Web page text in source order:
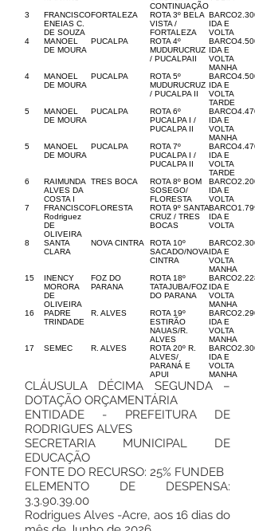
CONTINUAÇÃO
3
FRANCISCO
ENEIAS C.
DE SOUZA
FORTALEZA
ROTA 3º BELA
VISTA /
FORTALEZA
BARCO
IDA E
VOLTA
4
MANOEL
DE MOURA
PUCALPA
ROTA 4º
MUDURUCRUZ
/ PUCALPAII
BARCO
IDA E
VOLTA
MANHA
4
MANOEL
DE MOURA
PUCALPA
ROTA 5º
MUDURUCRUZ
/ PUCALPA II
BARCO
IDA E
VOLTA
TARDE
5
MANOEL
DE MOURA
PUCALPA
ROTA 6º
PUCALPA I /
PUCALPA II
BARCO
IDA E
VOLTA
MANHA
5
MANOEL
DE MOURA
PUCALPA
ROTA 7º
PUCALPA I /
PUCALPA II
BARCO
IDA E
VOLTA
TARDE
6
RAIMUNDA
ALVES DA
COSTA I
TRES BOCA
ROTA 8º BOM
SOSEGO/
FLORESTA
BARCO
IDA E
VOLTA
7
FRANCISCO
Rodriguez
DE
OLIVEIRA
FLORESTA
ROTA 9º SANTA
CRUZ / TRES
BOCAS
BARCO
IDA E
VOLTA
8
SANTA
CLARA
NOVA CINTRA
ROTA 10º
SACADO/NOVA
CINTRA
BARCO
IDA E
VOLTA
MANHA
15
INENCY
MORORA
DE
OLIVEIRA
FOZ DO
PARANA
ROTA 18º
TATAJUBA/FOZ
DO PARANA
BARCO
IDA E
VOLTA
MANHA
16
PADRE
TRINDADE
R. ALVES
ROTA 19º
ESTIRÃO
NAUAS/R.
ALVES
BARCO
IDA E
VOLTA
MANHA
17 SEMEC R. ALVES
ROTA 20º R.
ALVES/
PARANÁ E
APUI
BARCO
IDA E
VOLTA
MANHA
CLÁUSULA DÉCIMA SEGUNDA –
DOTAÇÃO ORÇAMENTÁRIA
ENTIDADE - PREFEITURA DE
RODRIGUES ALVES
SECRETARIA MUNICIPAL DE
EDUCAÇÃO
FONTE DO RECURSO: 25% FUNDEB
ELEMENTO DE DESPENSA:
3.3.90.39.00
Rodrigues Alves -Acre, aos 16 dias do